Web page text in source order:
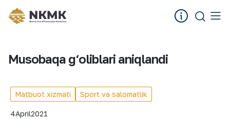
Musobaqa g‘oliblari aniqlandi
Matbuot xizmati Sport va salomatlik
4April2021